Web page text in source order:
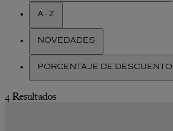
A - Z
NOVEDADES
PORCENTAJE DE DESCUENTO
4 Resultados